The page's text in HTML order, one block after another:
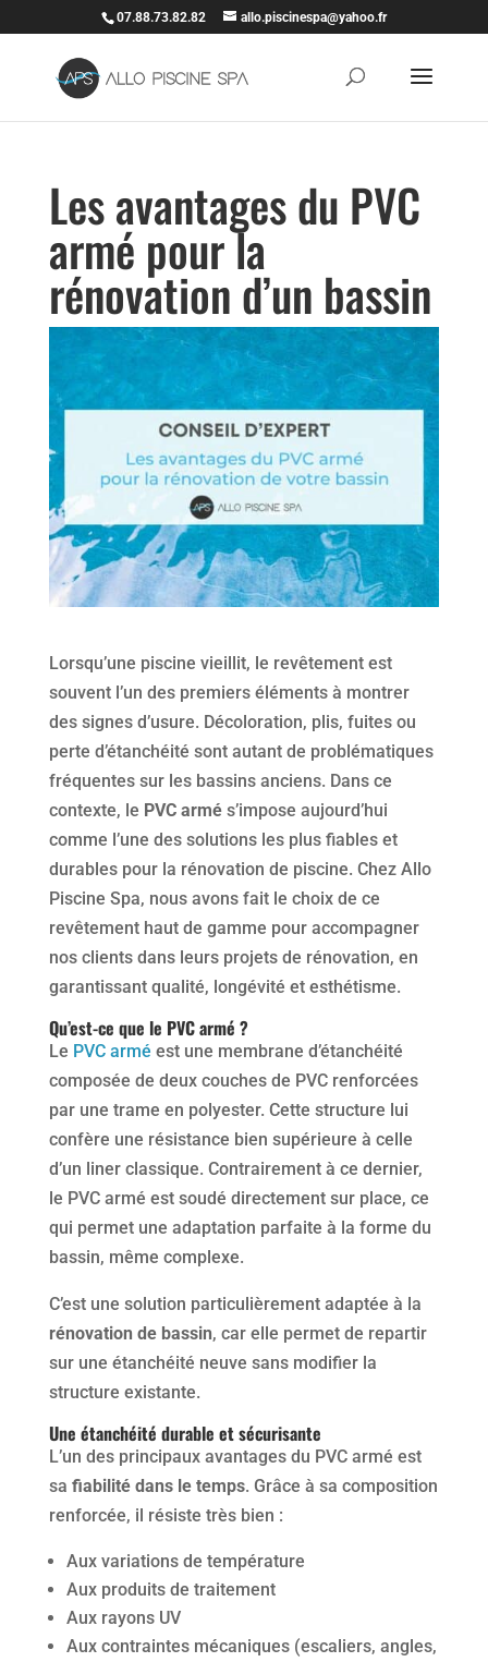
07.88.73.82.82 allo.piscinespa@yahoo.fr
Les avantages du PVC
armé pour la
rénovation d’un bassin
Lorsqu’une piscine vieillit, le revêtement est
souvent l’un des premiers éléments à montrer
des signes d’usure. Décoloration, plis, fuites ou
perte d’étanchéité sont autant de problématiques
fréquentes sur les bassins anciens. Dans ce
contexte, le PVC armés’impose aujourd’hui
comme l’une des solutions les plus fiables et
durables pour la rénovation de piscine. Chez Allo
Piscine Spa, nous avons fait le choix de ce
revêtement haut de gamme pour accompagner
nos clients dans leurs projets de rénovation, en
garantissant qualité, longévité et esthétisme.
Qu’est-ce que le PVC armé ?
Le PVC armé est une membrane d’étanchéité
composée de deux couches de PVC renforcées
par une trame en polyester. Cette structure lui
confère une résistance bien supérieure à celle
d’un liner classique. Contrairement à ce dernier,
le PVC armé est soudé directement sur place, ce
qui permet une adaptation parfaite à la forme du
bassin, même complexe.
C’est une solution particulièrement adaptée à la
rénovation de bassin, car elle permet de repartir
sur une étanchéité neuve sans modifier la
structure existante.
Une étanchéité durable et sécurisante
L’un des principaux avantages du PVC armé est
sa fiabilité dans le temps. Grâce à sa composition
renforcée, il résiste très bien :
Aux variations de température
Aux produits de traitement
Aux rayons UV
Aux contraintes mécaniques (escaliers, angles,